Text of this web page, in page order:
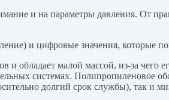
и на параметры давления. От
и цифровые значения, которые
обладает малой массой, из-за чего
системах. Полипропиленовое
долгий срок службы), так и